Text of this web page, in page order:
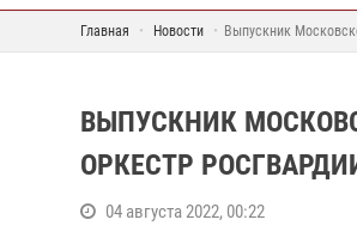
Главная Новости Выпускник
ВЫПУСКНИК
ОРКЕСТР
04 августа 2022, 00:22